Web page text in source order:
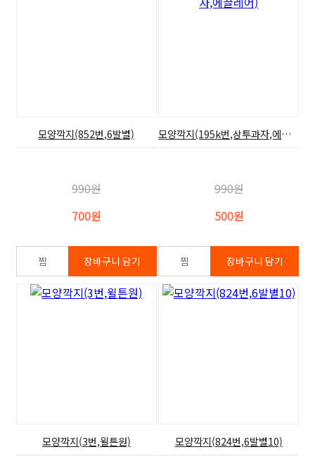
모양깍지(852번,6발별)
990원
700원
모양깍지(195k번,상투과자,에끌레어)
990원
500원
모양깍지(3번,윌튼원) 모양깍지(824번,6발별10)